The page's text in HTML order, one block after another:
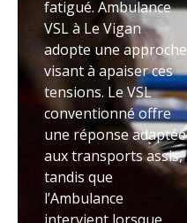
fatigué. Ambulance
VSL à Le Vigan
adopte une approche
visant à apaiser ces
tensions. Le VSL
conventionné offre
une réponse adaptée
aux transports assis,
tandis que
l’Ambulance